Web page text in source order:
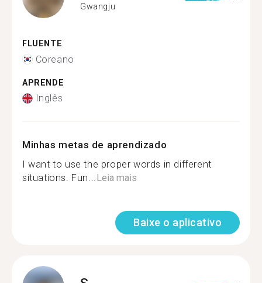
Gwangju
FLUENTE
Coreano
APRENDE
Inglês
Minhas metas de aprendizado
I want to use the proper words in different
situations. Fun...Leia mais
Baixe o aplicativo